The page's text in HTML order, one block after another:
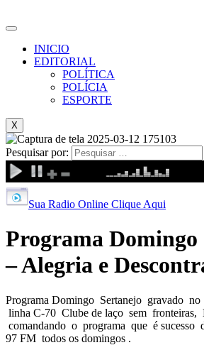
INICIO
EDITORIAL
POLÍTICA
POLÍCIA
ESPORTE
X
Pesquisar por:
Sua Radio Online Clique Aqui
Programa Domingo
– Alegria e
Programa Domingo Sertanejo gravado
linha C-70 Clube de laço sem fronteiras,
comandando o programa que é sucesso
97 FM todos os domingos .